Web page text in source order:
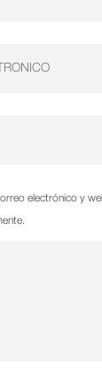
electrónico y